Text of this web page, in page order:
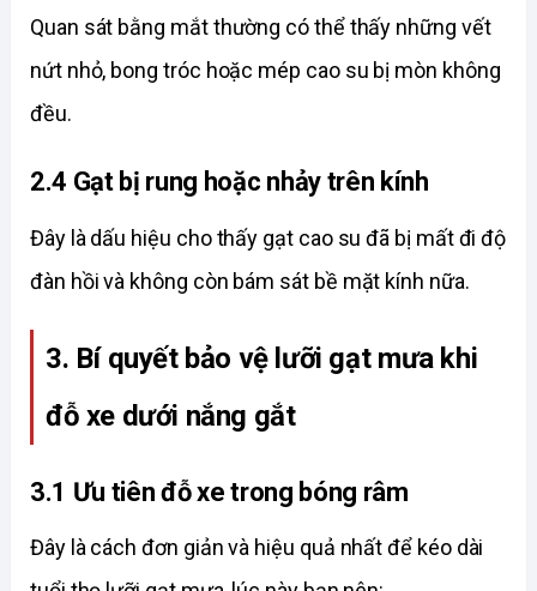
Quan sát bằng mắt thường có thể thấy những vết
nứt nhỏ, bong tróc hoặc mép cao su bị mòn không
đều.
2.4 Gạt bị rung hoặc nhảy trên kính
Đây là dấu hiệu cho thấy gạt cao su đã bị mất đi độ
đàn hồi và không còn bám sát bề mặt kính nữa.
3. Bí quyết bảo vệ lưỡi gạt mưa khi
đỗ xe dưới nắng gắt
3.1 Ưu tiên đỗ xe trong bóng râm
Đây là cách đơn giản và hiệu quả nhất để kéo dài